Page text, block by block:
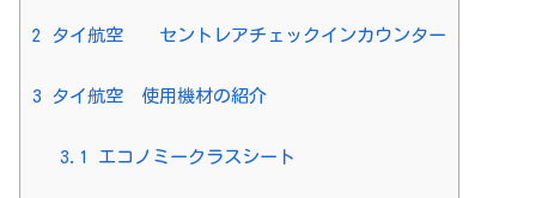
2 タイ航空 セントレアチェックインカウンター
3 タイ航空 使用機材の紹介
3.1 エコノミークラスシート